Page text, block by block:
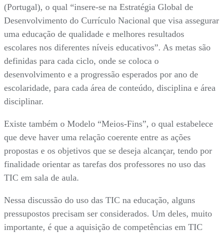
(Portugal), o qual “insere-se na Estratégia Global de
Desenvolvimento do Currículo Nacional que visa assegurar
uma educação de qualidade e melhores resultados
escolares nos diferentes níveis educativos”. As metas são
definidas para cada ciclo, onde se coloca o
desenvolvimento e a progressão esperados por ano de
escolaridade, para cada área de conteúdo, disciplina e área
disciplinar.
Existe também o Modelo “Meios-Fins”, o qual estabelece
que deve haver uma relação coerente entre as ações
propostas e os objetivos que se deseja alcançar, tendo por
finalidade orientar as tarefas dos professores no uso das
TIC em sala de aula.
Nessa discussão do uso das TIC na educação, alguns
pressupostos precisam ser considerados. Um deles, muito
importante, é que a aquisição de competências em TIC